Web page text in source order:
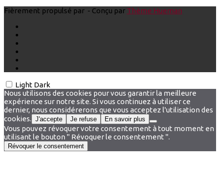
Fièrement propulsé par - Conçu par Thème Hueman
Light Dark
Nous utilisons des cookies pour vous garantir la meilleure
expérience sur notre site. Si vous continuez à utiliser ce
dernier, nous considérerons que vous acceptez l'utilisation des
cookies. J'accepte Je refuse En savoir plus
Vous pouvez révoquer votre consentement à tout moment en
utilisant le bouton " Révoquer le consentement ".
Révoquer le consentement